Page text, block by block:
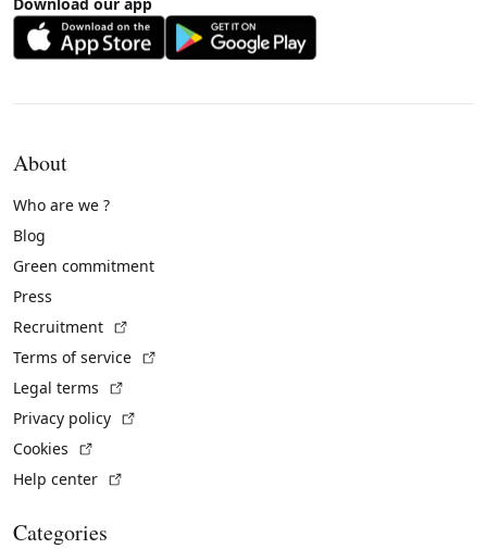
About
Who are we ?
Blog
Green commitment
Press
Recruitment
Terms of service
Legal terms
Privacy policy
Cookies
Help center
Categories